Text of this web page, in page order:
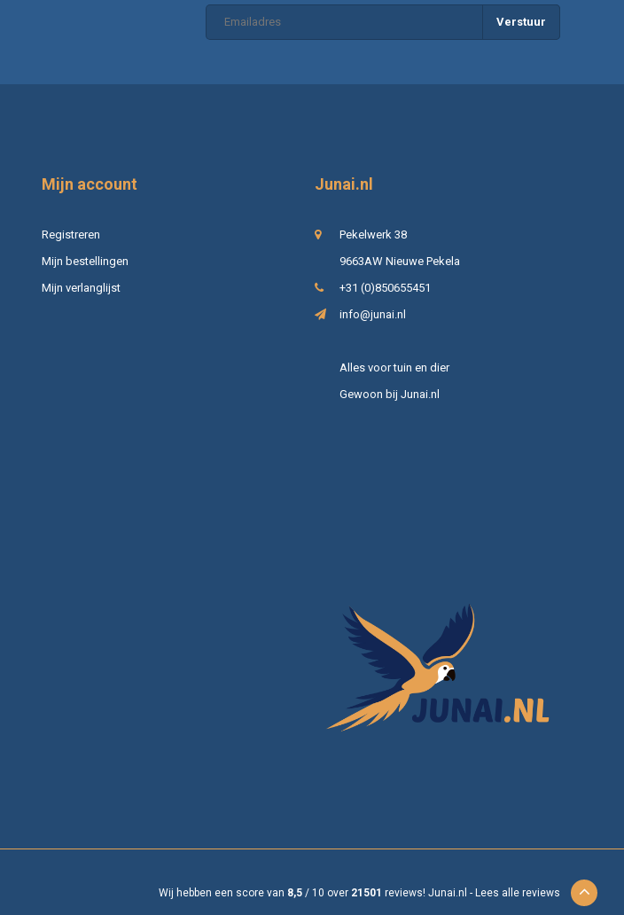
Verstuur
Mijn account
Registreren
Mijn bestellingen
Mijn verlanglijst
Junai.nl
Pekelwerk 38
9663AW Nieuwe Pekela
+31 (0)850655451
info@junai.nl
Alles voor tuin en dier
Gewoon bij Junai.nl
Wij hebben een score van 8,5 / 10 over 21501 reviews! Junai.nl - Lees alle reviews